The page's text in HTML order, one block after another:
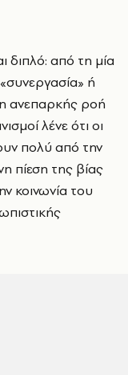
διπλό: από τη μία
«συνεργασία» ή
ανεπαρκής ροή
λένε ότι οι
πολύ από την
πίεση της βίας
κοινωνία του